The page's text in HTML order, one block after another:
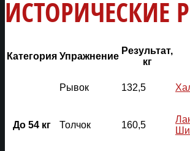
ИСТОРИЧЕСКИЕ
Категория Упражнение
Результат,
кг
До 54 кг
Рывок 132,5
Толчок 160,5